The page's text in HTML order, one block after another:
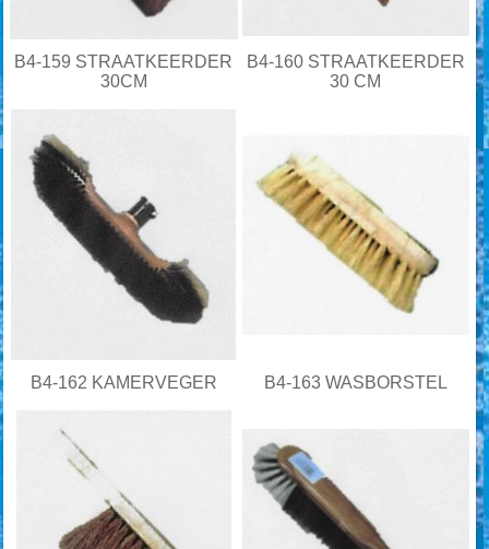
B4-159 STRAATKEERDER
30CM
B4-160 STRAATKEERDER
30 CM
B4-162 KAMERVEGER B4-163 WASBORSTEL